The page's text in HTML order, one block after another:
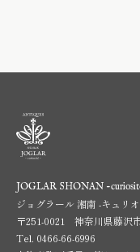
JOGLAR SHONAN -
ジョグラール 湘南 -キュリ
〒251-0021 神奈川県藤沢
Tel. 0466-66-6996